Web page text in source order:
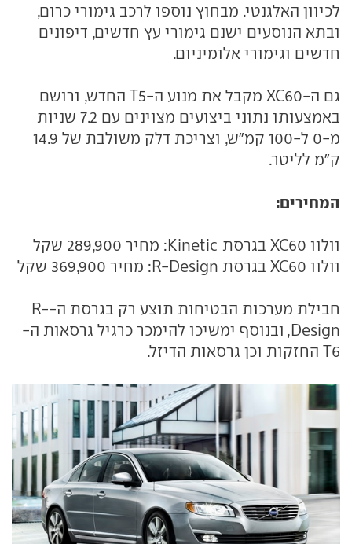
לכיוון האלגנטי. מבחוץ נוספו לרכב גימורי כרום,
ובתא הנוסעים ישנם גימורי עץ חדשים, דיפונים
חדשים וגימורי אלומיניום.
גם ה-XC60 מקבל את מנוע ה-T5 החדש, ורושם
באמצעותו נתוני ביצועים מצוינים עם 7.2 שניות
מ-0 ל-100 קמ"ש, וצריכת דלק משולבת של 14.9
ק"מ לליטר.
המחירים:
וולוו XC60 בגרסת Kinetic: מחיר 289,900 שקל
וולוו XC60 בגרסת R-Design: מחיר 369,900 שקל
חבילת מערכות הבטיחות תוצע רק בגרסת ה-R-
Design, ובנוסף ימשיכו להימכר כרגיל גרסאות ה-
T6 החזקות וכן גרסאות הדיזל.